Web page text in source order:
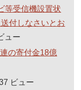
等受信機設置状
付しなさいとお
ュー
の寄付金18億
ビュー